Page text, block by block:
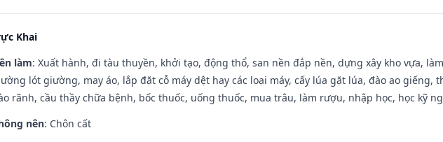
Khai
làm: Xuất hành, đi tàu thuyền, khởi tạo, động thổ, san nền đắp nền, dựng xây kho vựa,
lót giường, may áo, lắp đặt cỗ máy dệt hay các loại máy, cấy lúa gặt lúa, đào ao giếng,
rãnh, cầu thầy chữa bệnh, bốc thuốc, uống thuốc, mua trâu, làm rượu, nhập học, học kỹ
nên: Chôn cất